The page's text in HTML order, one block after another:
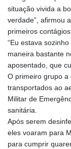
situação vivida a
verdade”, afirmou
primeiros
“Eu estava
maneira bastante
aposentado, que
O primeiro grupo a
transportados ao
Militar de
sanitária.
Após serem
eles voaram para
para cumprir